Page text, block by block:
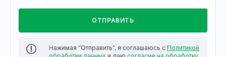
Нажимая “Отправить”, я соглашаюсь с Политикой